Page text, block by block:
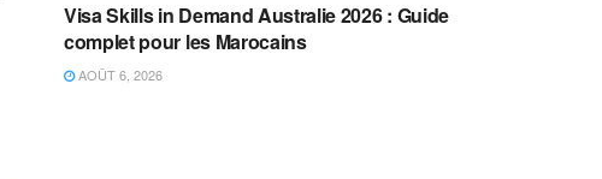
Visa Skills in Demand Australie 2026 : Guide
complet pour les Marocains
AOÛT 6, 2026